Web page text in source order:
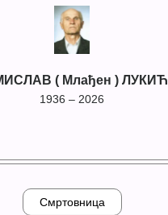
( Млађен ) ЛУКИЋ
1936 – 2026
Смртовница